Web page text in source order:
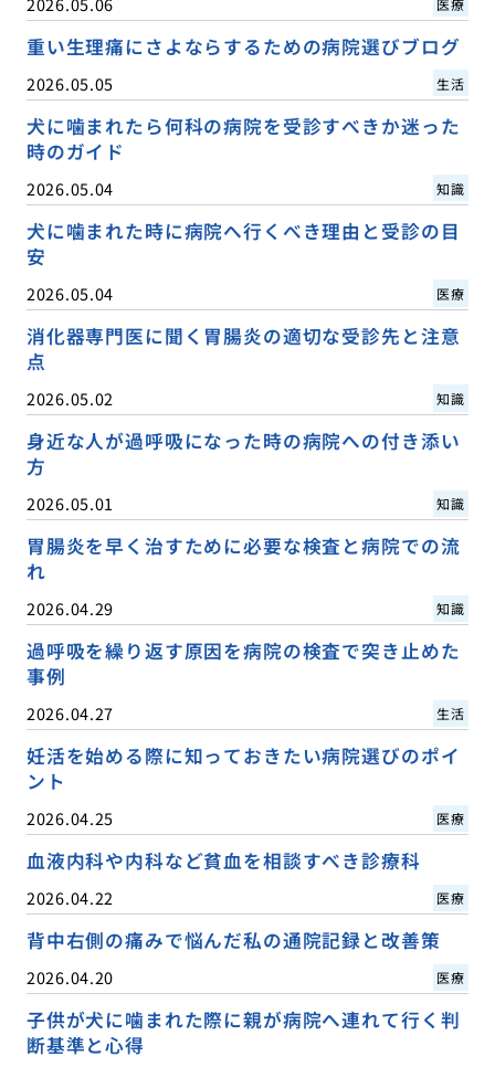
重い生理痛にさよならするための病院選びブログ
2026.05.05 生活
犬に噛まれたら何科の病院を受診すべきか迷った
時のガイド
2026.05.04 知識
犬に噛まれた時に病院へ行くべき理由と受診の目
安
2026.05.04 医療
消化器専門医に聞く胃腸炎の適切な受診先と注意
点
2026.05.02 知識
身近な人が過呼吸になった時の病院への付き添い
方
2026.05.01 知識
胃腸炎を早く治すために必要な検査と病院での流
れ
2026.04.29 知識
過呼吸を繰り返す原因を病院の検査で突き止めた
事例
2026.04.27 生活
妊活を始める際に知っておきたい病院選びのポイ
ント
2026.04.25 医療
血液内科や内科など貧血を相談すべき診療科
2026.04.22 医療
背中右側の痛みで悩んだ私の通院記録と改善策
2026.04.20 医療
子供が犬に噛まれた際に親が病院へ連れて行く判
断基準と心得